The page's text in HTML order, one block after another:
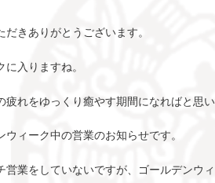
きありがとうございます。
入りますね。
疲れをゆっくり癒やす期間になればと思
ィーク中の営業のお知らせです。
営業をしていないですが、ゴールデンウ